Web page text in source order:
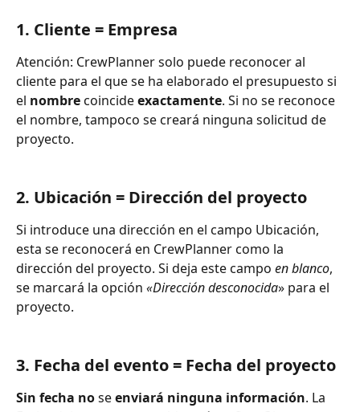
1. Cliente = Empresa
Atención: CrewPlanner solo puede reconocer al
cliente para el que se ha elaborado el presupuesto si
el nombre coincide exactamente. Si no se reconoce
el nombre, tampoco se creará ninguna solicitud de
proyecto.
2. Ubicación = Dirección del proyecto
Si introduce una dirección en el campo Ubicación,
esta se reconocerá en CrewPlanner como la
dirección del proyecto. Si deja este campo en blanco,
se marcará la opción «Dirección desconocida» para el
proyecto.
3. Fecha del evento = Fecha del proyecto
Sin fecha no se enviará ninguna información. La